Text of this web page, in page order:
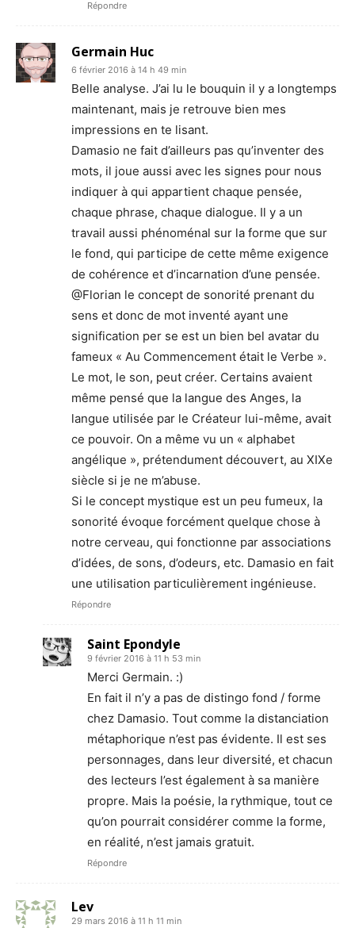
Répondre
Germain Huc
6 février 2016 à 14 h 49 min
Belle analyse. J’ai lu le bouquin il y a longtemps
maintenant, mais je retrouve bien mes
impressions en te lisant.
Damasio ne fait d’ailleurs pas qu’inventer des
mots, il joue aussi avec les signes pour nous
indiquer à qui appartient chaque pensée,
chaque phrase, chaque dialogue. Il y a un
travail aussi phénoménal sur la forme que sur
le fond, qui participe de cette même exigence
de cohérence et d’incarnation d’une pensée.
@Florian le concept de sonorité prenant du
sens et donc de mot inventé ayant une
signification per se est un bien bel avatar du
fameux « Au Commencement était le Verbe ».
Le mot, le son, peut créer. Certains avaient
même pensé que la langue des Anges, la
langue utilisée par le Créateur lui-même, avait
ce pouvoir. On a même vu un « alphabet
angélique », prétendument découvert, au XIXe
siècle si je ne m’abuse.
Si le concept mystique est un peu fumeux, la
sonorité évoque forcément quelque chose à
notre cerveau, qui fonctionne par associations
d’idées, de sons, d’odeurs, etc. Damasio en fait
une utilisation particulièrement ingénieuse.
Répondre
Saint Epondyle
9 février 2016 à 11 h 53 min
Merci Germain. :)
En fait il n’y a pas de distingo fond / forme
chez Damasio. Tout comme la distanciation
métaphorique n’est pas évidente. Il est ses
personnages, dans leur diversité, et chacun
des lecteurs l’est également à sa manière
propre. Mais la poésie, la rythmique, tout ce
qu’on pourrait considérer comme la forme,
en réalité, n’est jamais gratuit.
Répondre
Lev
29 mars 2016 à 11 h 11 min